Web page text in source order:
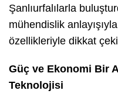
Şanlıurfalılarla
mühendislik
özellikleriyle dikkat
Güç ve Ekonomi Bir
Teknolojisi